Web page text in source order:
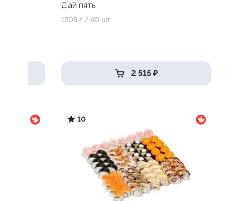
Дай пять
1205 г / 40 шт
2 515 ₽
10